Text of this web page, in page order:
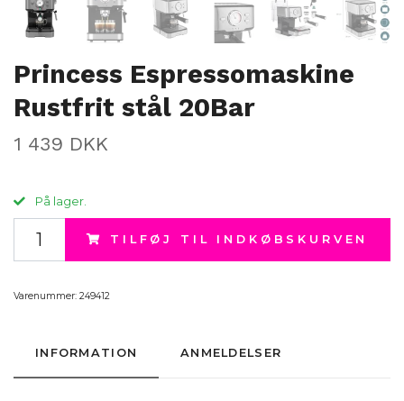
Princess Espressomaskine
Rustfrit stål 20Bar
1 439 DKK
På lager.
TILFØJ TIL INDKØBSKURVEN
Varenummer: 249412
INFORMATION ANMELDELSER